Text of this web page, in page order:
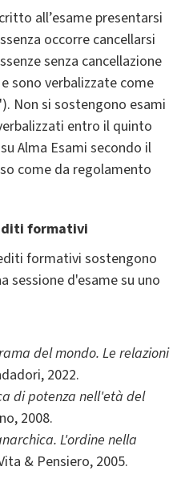
all’esame presentarsi
occorre cancellarsi
senza cancellazione
sono verbalizzate come
Non si sostengono esami
entro il quinto
Alma Esami secondo il
come da regolamento
formativi
formativi sostengono
sessione d'esame su uno
del mondo. Le relazioni
2022.
di potenza nell'età del
2008.
L'ordine nella
& Pensiero, 2005.